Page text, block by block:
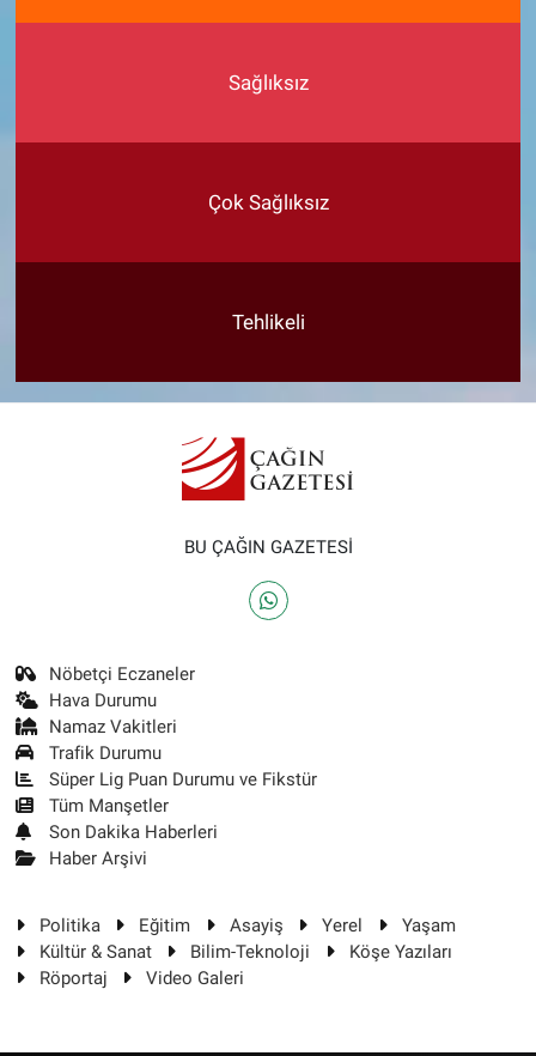
Sağlıksız
Çok Sağlıksız
Tehlikeli
BU ÇAĞIN GAZETESİ
Nöbetçi Eczaneler
Hava Durumu
Namaz Vakitleri
Trafik Durumu
Süper Lig Puan Durumu ve Fikstür
Tüm Manşetler
Son Dakika Haberleri
Haber Arşivi
Politika Eğitim Asayiş Yerel
Yaşam
Kültür & Sanat
Bilim-Teknoloji
Köşe Yazıları
Röportaj
Video Galeri